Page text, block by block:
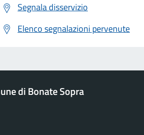
Segnala disservizio
Elenco segnalazioni pervenute
di Bonate Sopra